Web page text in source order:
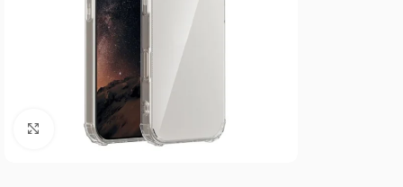
Click to enlarge